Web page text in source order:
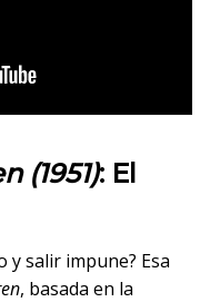
(1951): El
y salir impune? Esa
, basada en la